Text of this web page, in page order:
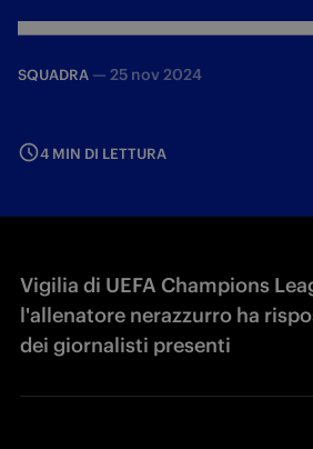
SQUADRA — 25 nov 2024
4 MIN DI LETTURA
Vigilia di UEFA Champions
l'allenatore nerazzurro ha
dei giornalisti presenti